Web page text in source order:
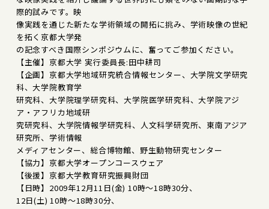
際的試みです。映
像実践を通じた新たな学術領域の開拓に挑み、学術映像の世紀
を拓く京都大学発
の記念すべき国際シンポジウムに、奮ってご参加ください。
【主催】京都大学 実行委員長:田中耕司
【企画】京都大学地域研究統合情報センター、大学院文学研究
科、大学院教育学
研究科、大学院理学研究科、大学院医学研究科、大学院アジ
ア・アフリカ地域研
究研究科、大学院情報学研究科、人文科学研究所、東南アジア
研究所、学術情報
メディアセンター、総合博物館、野生動物研究センター
【協力】京都大学オープンコースウェア
【後援】京都大学教育研究振興財団
【日時】2009年12月11日(金) 10時～18時30分、
12日(土) 10時～18時30分、